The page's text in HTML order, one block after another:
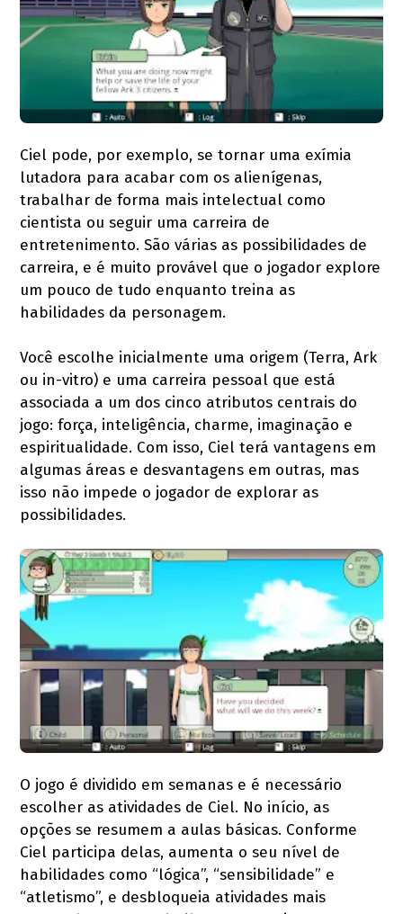
Ciel pode, por exemplo, se tornar uma exímia
lutadora para acabar com os alienígenas,
trabalhar de forma mais intelectual como
cientista ou seguir uma carreira de
entretenimento. São várias as possibilidades de
carreira, e é muito provável que o jogador explore
um pouco de tudo enquanto treina as
habilidades da personagem.
Você escolhe inicialmente uma origem (Terra, Ark
ou in-vitro) e uma carreira pessoal que está
associada a um dos cinco atributos centrais do
jogo: força, inteligência, charme, imaginação e
espiritualidade. Com isso, Ciel terá vantagens em
algumas áreas e desvantagens em outras, mas
isso não impede o jogador de explorar as
possibilidades.
O jogo é dividido em semanas e é necessário
escolher as atividades de Ciel. No início, as
opções se resumem a aulas básicas. Conforme
Ciel participa delas, aumenta o seu nível de
habilidades como “lógica”, “sensibilidade” e
“atletismo”, e desbloqueia atividades mais